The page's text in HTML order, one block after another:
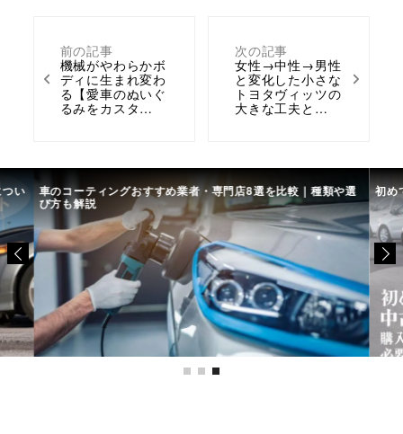
前の記事
機械がやわらかボ
ディに生まれ変わ
る【愛車のぬいぐ
るみをカスタ…
次の記事
女性→中性→男性
と変化した小さな
トヨタヴィッツの
大きな工夫と…
い 車のコーティングおすすめ業者・専門店8選を比較｜種類や選
び方も解説
初め